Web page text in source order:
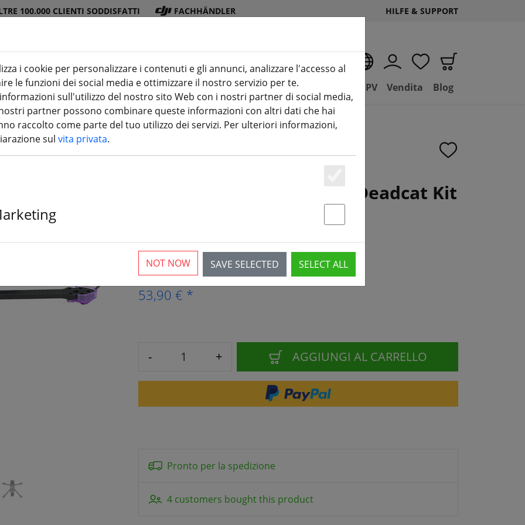
100.000 CLIENTI SODDISFATTI FACHHÄNDLER HILFE & SUPPORT
IT
DJI Batterie Elica Accessori stampa 3D(aktuelle Seite)
Negozio Basilico FPV Vendita Blog
Axisflying Manta 5 SE V2 Deadcat Kit
›
4 Pezzi disponibili
53,90 € *
- + AGGIUNGI AL CARRELLO
Pronto per la spedizione
4 customers bought this product
i cookie per personalizzare i contenuti e gli annunci, analizzare l'accesso al
le funzioni dei social media e ottimizzare il nostro servizio per te.
sull'utilizzo del nostro sito Web con i nostri partner di social media,
partner possono combinare queste informazioni con altri dati che hai
raccolto come parte del tuo utilizzo dei servizi. Per ulteriori informazioni,
sul vita privata.
Essenziell
SAVE SELECTED SELECT ALL
NOT NOW